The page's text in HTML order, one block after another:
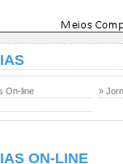
On-line
»
ON-LINE